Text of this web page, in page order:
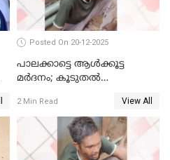
Posted On 20-12-2025
പാലക്കാട്ടെ ആള്‍ക്കൂട്ട
മര്‍ദനം; കൂടുതല്‍
അംഗ സംഘമെന്ന് വിവരം
2 Min Read View All